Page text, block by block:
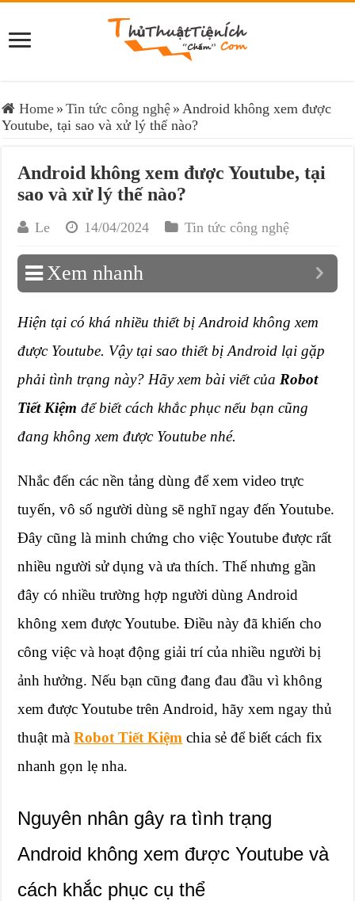
Home » Tin tức công nghệ » Android không xem được
Youtube, tại sao và xử lý thế nào?
Android không xem được Youtube, tại
sao và xử lý thế nào?
Le 14/04/2024 Tin tức công nghệ
Xem nhanh
Hiện tại có khá nhiều thiết bị Android không xem
được Youtube. Vậy tại sao thiết bị Android lại gặp
phải tình trạng này? Hãy xem bài viết của Robot
Tiết Kiệm để biết cách khắc phục nếu bạn cũng
đang không xem được Youtube nhé.
Nhắc đến các nền tảng dùng để xem video trực
tuyến, vô số người dùng sẽ nghĩ ngay đến Youtube.
Đây cũng là minh chứng cho việc Youtube được rất
nhiều người sử dụng và ưa thích. Thế nhưng gần
đây có nhiều trường hợp người dùng Android
không xem được Youtube. Điều này đã khiến cho
công việc và hoạt động giải trí của nhiều người bị
ảnh hưởng. Nếu bạn cũng đang đau đầu vì không
xem được Youtube trên Android, hãy xem ngay thủ
thuật màRobot Tiết Kiệm chia sẻ để biết cách fix
nhanh gọn lẹ nha.
Nguyên nhân gây ra tình trạng
Android không xem được Youtube và
cách khắc phục cụ thể